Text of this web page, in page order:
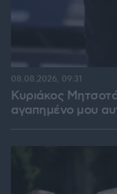
Κυριάκος
αγαπημένο μου
08.08.2026, 09:31